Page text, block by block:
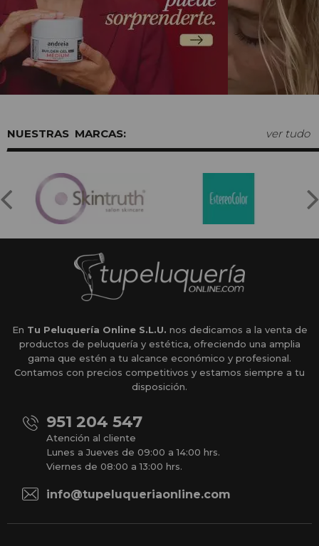
MARCAS: ver tudo
En Tu Peluquería Online S.L.U. nos dedicamos a la venta de
productos de peluquería y estética, ofreciendo una amplia
gama que estén a tu alcance económico y profesional.
Contamos con precios competitivos y estamos siempre a tu
disposición.
951 204 547
Atención al cliente
Lunes a Jueves de 09:00 a 14:00 hrs.
Viernes de 08:00 a 13:00 hrs.
info@tupeluqueriaonline.com